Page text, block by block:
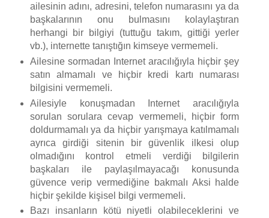
ailesinin adını, adresini, telefon numarasını ya da
başkalarının onu bulmasını kolaylaştıran
herhangi bir bilgiyi (tuttuğu takım, gittiği yerler
vb.), internette tanıştığın kimseye vermemeli.
Ailesine sormadan Internet aracılığıyla hiçbir şey
satın almamalı ve hiçbir kredi kartı numarası
bilgisini vermemeli.
Ailesiyle konuşmadan Internet aracılığıyla
sorulan sorulara cevap vermemeli, hiçbir form
doldurmamalı ya da hiçbir yarışmaya katılmamalı
ayrıca girdiği sitenin bir güvenlik ilkesi olup
olmadığını kontrol etmeli verdiği bilgilerin
başkaları ile paylaşılmayacağı konusunda
güvence verip vermediğine bakmalı Aksi halde
hiçbir şekilde kişisel bilgi vermemeli.
Bazı insanların kötü niyetli olabileceklerini ve